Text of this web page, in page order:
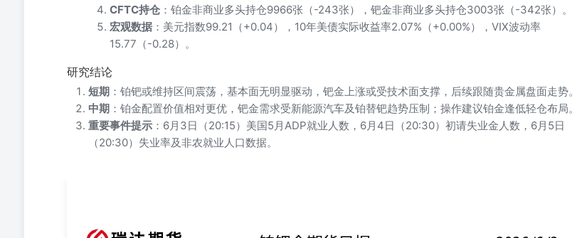
CFTC持仓 ：铂金非商业多头持仓9966张（-243张），钯金非商业多头持仓3003张（-342张）。
宏观数据 ：美元指数99.21（+0.04），10年美债实际收益率2.07%（+0.00%），VIX波动率
15.77（-0.28）。
研究结论
短期 ：铂钯或维持区间震荡，基本面无明显驱动，钯金上涨或受技术面支撑，后续跟随贵金属盘面走势。
中期 ：铂金配置价值相对更优，钯金需求受新能源汽车及铂替钯趋势压制；操作建议铂金逢低轻仓布局。
重要事件提示 ：6月3日（20:15）美国5月ADP就业人数，6月4日（20:30）初请失业金人数，6月5日
（20:30）失业率及非农就业人口数据。
瑞达期货股份有限公司研究院，且不得对本报告进行有悖原意的引用、删节和修改。